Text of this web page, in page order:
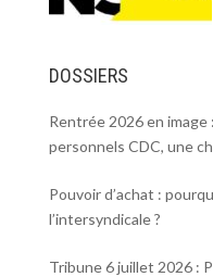
DOSSIERS
Rentrée 2026 en
personnels CDC, une
Pouvoir d’achat :
l’intersyndicale ?
Tribune 6 juillet 2026 :